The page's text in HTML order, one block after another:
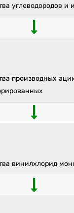
углеводородов и
производных
винилхлорид